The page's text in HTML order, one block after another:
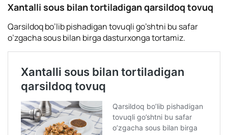
Xantalli sous bilan tortiladigan qarsildoq tovuq
Qarsildoq bo’lib pishadigan tovuqli go’shtni bu safar
o’zgacha sous bilan birga dasturxonga tortamiz.